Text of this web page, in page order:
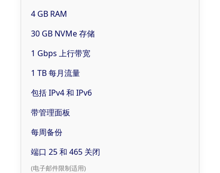
4 GB RAM
30 GB NVMe 存储
1 Gbps 上行带宽
1 TB 每月流量
包括 IPv4 和 IPv6
带管理面板
每周备份
端口 25 和 465 关闭
(电子邮件限制适用)